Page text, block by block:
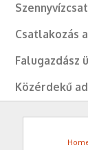
Csatlakozás
Falugazdász
Közérdekű